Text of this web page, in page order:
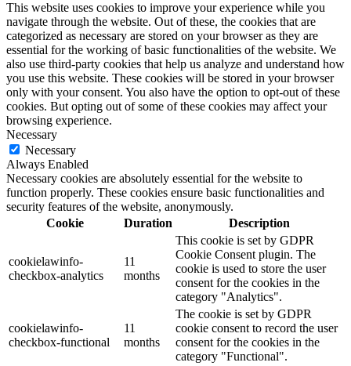
This website uses cookies to improve your experience while you
navigate through the website. Out of these, the cookies that are
categorized as necessary are stored on your browser as they are
essential for the working of basic functionalities of the website. We
also use third-party cookies that help us analyze and understand how
you use this website. These cookies will be stored in your browser
only with your consent. You also have the option to opt-out of these
cookies. But opting out of some of these cookies may affect your
browsing experience.
Necessary
Necessary
Always Enabled
Necessary cookies are absolutely essential for the website to
function properly. These cookies ensure basic functionalities and
security features of the website, anonymously.
Cookie
Duration Description
cookielawinfo-
checkbox-analytics
11
months
This cookie is set by GDPR
Cookie Consent plugin. The
cookie is used to store the user
consent for the cookies in the
category "Analytics".
cookielawinfo-
checkbox-functional
11
months
The cookie is set by GDPR
cookie consent to record the user
consent for the cookies in the
category "Functional".